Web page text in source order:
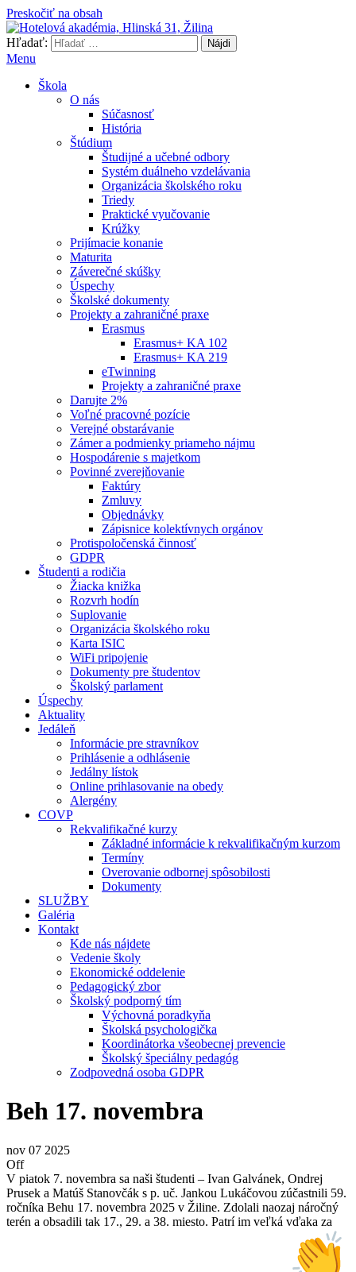
Preskočiť na obsah
Hotelová akadémia, Hlinská 31, Žilina
Hľadať:
Menu
Škola
O nás
Súčasnosť
História
Štúdium
Študijné a učebné odbory
Systém duálneho vzdelávania
Organizácia školského roku
Triedy
Praktické vyučovanie
Krúžky
Prijímacie konanie
Maturita
Záverečné skúšky
Úspechy
Školské dokumenty
Projekty a zahraničné praxe
Erasmus
Erasmus+ KA 102
Erasmus+ KA 219
eTwinning
Projekty a zahraničné praxe
Darujte 2%
Voľné pracovné pozície
Verejné obstarávanie
Zámer a podmienky priameho nájmu
Hospodárenie s majetkom
Povinné zverejňovanie
Faktúry
Zmluvy
Objednávky
Zápisnice kolektívnych orgánov
Protispoločenská činnosť
GDPR
Študenti a rodičia
Žiacka knižka
Rozvrh hodín
Suplovanie
Organizácia školského roku
Karta ISIC
WiFi pripojenie
Dokumenty pre študentov
Školský parlament
Úspechy
Aktuality
Jedáleň
Informácie pre stravníkov
Prihlásenie a odhlásenie
Jedálny lístok
Online prihlasovanie na obedy
Alergény
COVP
Rekvalifikačné kurzy
Základné informácie k rekvalifikačným kurzom
Termíny
Overovanie odbornej spôsobilosti
Dokumenty
SLUŽBY
Galéria
Kontakt
Kde nás nájdete
Vedenie školy
Ekonomické oddelenie
Pedagogický zbor
Školský podporný tím
Výchovná poradkyňa
Školská psychologička
Koordinátorka všeobecnej prevencie
Školský špeciálny pedagóg
Zodpovedná osoba GDPR
Beh 17. novembra
nov 07 2025
Off
V piatok 7. novembra sa naši študenti – Ivan Galvánek, Ondrej
Prusek a Matúš Stanovčák s p. uč. Jankou Lukáčovou zúčastnili 59.
ročníka Behu 17. novembra 2025 v Žiline. Zdolali naozaj náročný
terén a obsadili tak 17., 29. a 38. miesto. Patrí im veľká vďaka za